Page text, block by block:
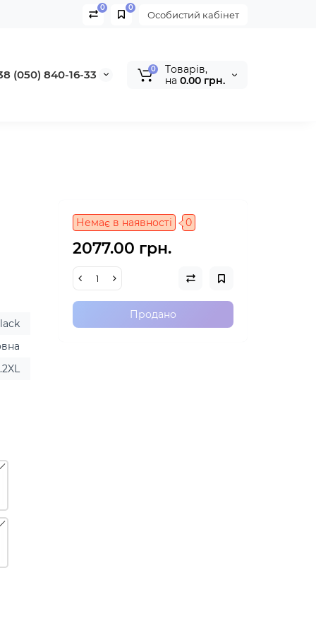
Особистий кабінет
0
0
(050) 840-16-33 0
Tоварів,
на 0.00 грн.
Немає в наявності 0
2077.00 грн.
Продано